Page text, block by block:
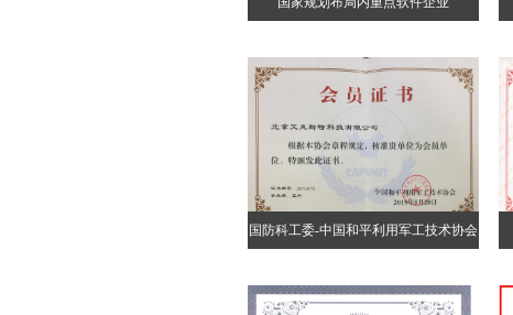
国防科工委-中国和平利用军工技术协会